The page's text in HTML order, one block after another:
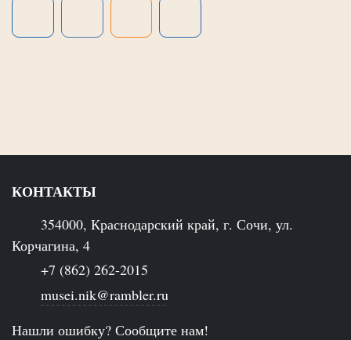
КОНТАКТЫ
354000, Краснодарский край, г. Сочи, ул.
Корчагина, 4
+7 (862) 262-2015
musei.nik@rambler.ru
Нашли ошибку? Сообщите нам!